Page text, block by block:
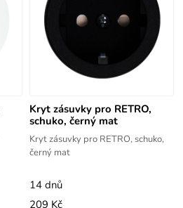
Kryt zásuvky pro RETRO,
schuko, černý mat
Kryt zásuvky pro RETRO, schuko,
černý mat
14 dnů
209 Kč